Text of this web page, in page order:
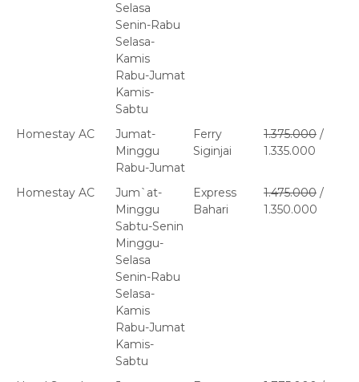
Selasa
Senin-Rabu
Selasa-
Kamis
Rabu-Jumat
Kamis-
Sabtu
Homestay AC
Jumat-
Minggu
Rabu-Jumat
Ferry
Siginjai
1.375.000 /
1.335.000
Homestay AC
Jum`at-
Minggu
Sabtu-Senin
Minggu-
Selasa
Senin-Rabu
Selasa-
Kamis
Rabu-Jumat
Kamis-
Sabtu
Express
Bahari
1.475.000 /
1.350.000